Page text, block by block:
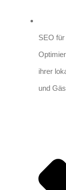
SEO
ihrer
und